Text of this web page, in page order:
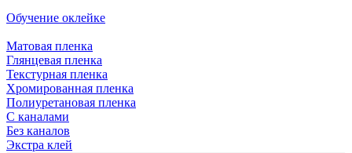
Обучение оклейке
Матовая пленка
Глянцевая пленка
Текстурная пленка
Хромированная пленка
Полиуретановая пленка
С каналами
Без каналов
Экстра клей